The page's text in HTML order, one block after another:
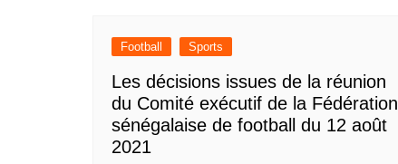
Football Sports
Les décisions issues de la réunion
du Comité exécutif de la Fédération
sénégalaise de football du 12 août
2021